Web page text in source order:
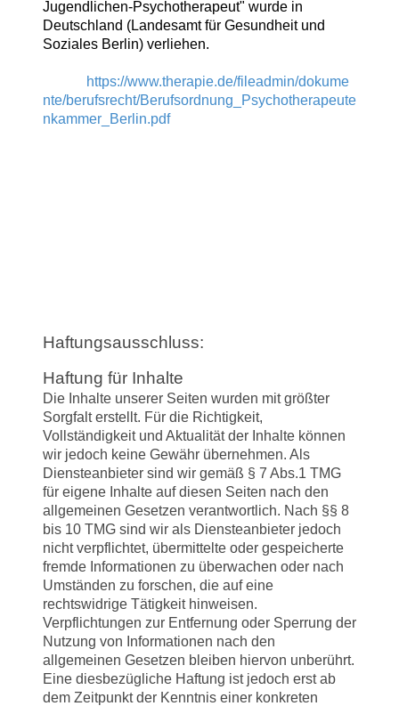
Jugendlichen-Psychotherapeut" wurde in
Deutschland (Landesamt für Gesundheit und
Soziales Berlin) verliehen.
https://www.therapie.de/fileadmin/dokume
nte/berufsrecht/Berufsordnung_Psychotherapeute
nkammer_Berlin.pdf
Haftungsausschluss:
Haftung für Inhalte
Die Inhalte unserer Seiten wurden mit größter
Sorgfalt erstellt. Für die Richtigkeit,
Vollständigkeit und Aktualität der Inhalte können
wir jedoch keine Gewähr übernehmen. Als
Diensteanbieter sind wir gemäß § 7 Abs.1 TMG
für eigene Inhalte auf diesen Seiten nach den
allgemeinen Gesetzen verantwortlich. Nach §§ 8
bis 10 TMG sind wir als Diensteanbieter jedoch
nicht verpflichtet, übermittelte oder gespeicherte
fremde Informationen zu überwachen oder nach
Umständen zu forschen, die auf eine
rechtswidrige Tätigkeit hinweisen.
Verpflichtungen zur Entfernung oder Sperrung der
Nutzung von Informationen nach den
allgemeinen Gesetzen bleiben hiervon unberührt.
Eine diesbezügliche Haftung ist jedoch erst ab
dem Zeitpunkt der Kenntnis einer konkreten